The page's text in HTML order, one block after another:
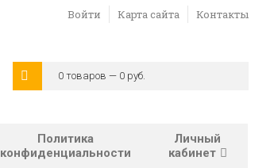
Войти Карта сайта Контакты
0 товаров — 0 руб.
Политика
конфиденциальности
Личный
кабинет